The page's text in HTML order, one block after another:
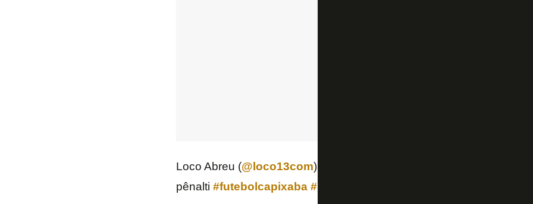
Loco Abreu (@loco13com) faz o terceiro do Rio Branco, também
pênalti #futebolcapixaba #RBCxCAS